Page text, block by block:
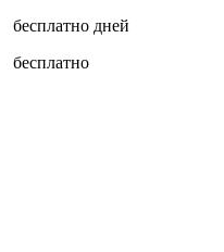
бесплатно дней
бесплатно